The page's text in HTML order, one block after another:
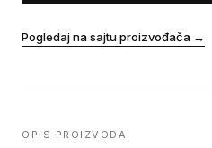
Pogledaj na sajtu proizvođača →
OPIS PROIZVODA